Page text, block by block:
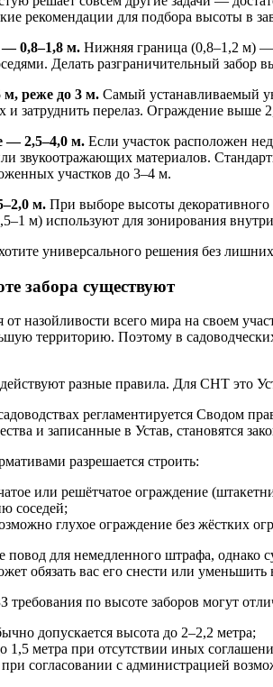
рекомендации для подбора высоты в
— 0,8–1,8 м. Нижняя граница (0,8–1,2 м) —
Делать разграничительный
реже до 3 м. Самый устанавливаемый
и затруднить перелаз. Ограждение выше
— 2,5–4,0 м. Если участок расположен
звукоотражающих материалов.
участков до 3–4 м.
м. При выборе высоты
м) используют для зонирования
универсального решения без
забора существуют
назойливости всего мира на своем
территорию. Поэтому в
разные правила. Для СНТ это
регламентируется Сводом
и записанные в Устав, становятся
разрешается строить:
или решётчатое ограждение
соседей;
глухое ограждение без жёстких
для немедленного штрафа, однако
обязать вас его снести или уменьшить
по высоте заборов могут
допускается высота до 2–2,2 метра;
метра при отсутствии иных
согласовании с администрацией